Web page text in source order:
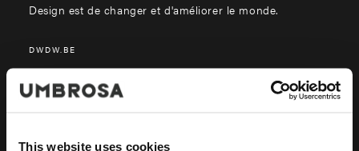
This website uses cookies
Design est de changer et d'améliorer le monde.
DWDW.BE